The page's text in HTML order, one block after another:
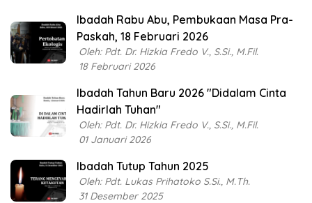
Ibadah Rabu Abu, Pembukaan Masa Pra-
Paskah, 18 Februari 2026
Oleh: Pdt. Dr. Hizkia Fredo V., S.Si., M.Fil.
18 Februari 2026
Ibadah Tahun Baru 2026 "Didalam Cinta
Hadirlah Tuhan"
Oleh: Pdt. Dr. Hizkia Fredo V., S.Si., M.Fil.
01 Januari 2026
Ibadah Tutup Tahun 2025
Oleh: Pdt. Lukas Prihatoko S.Si., M.Th.
31 Desember 2025